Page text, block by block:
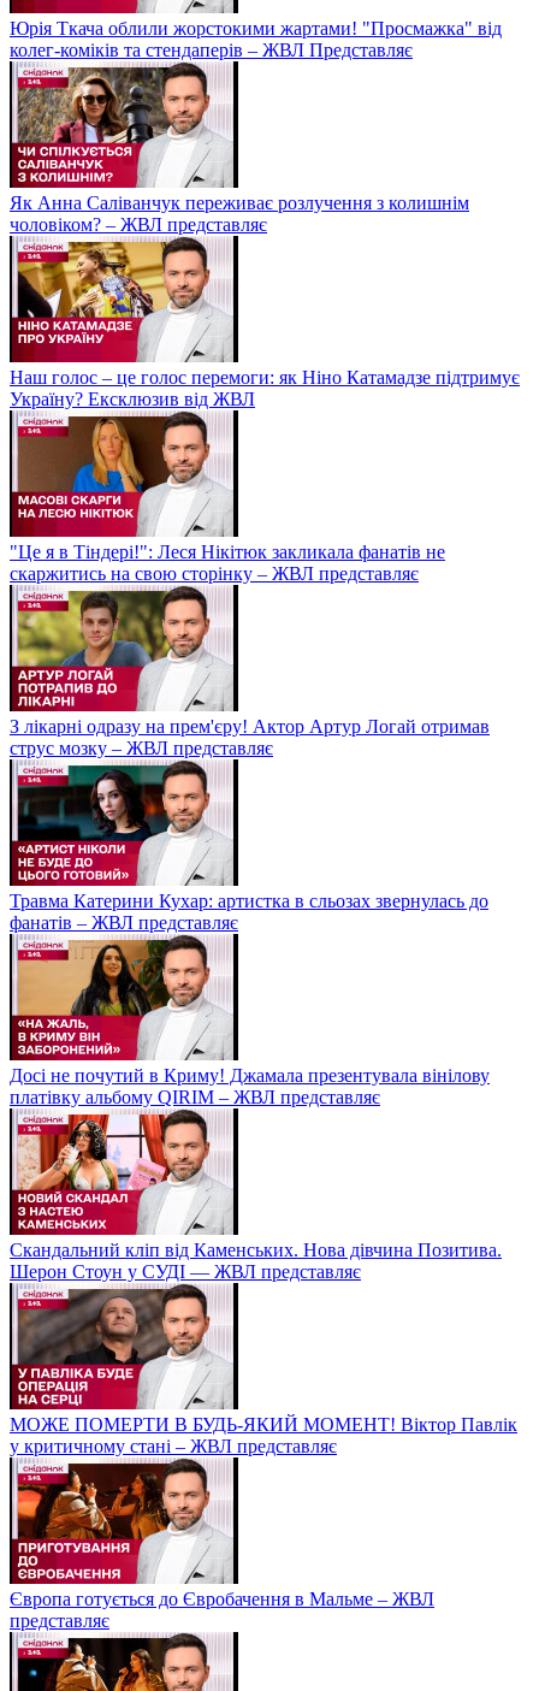
Юрія Ткача облили жорстокими жартами! "Просмажка" від
колег-коміків та стендаперів – ЖВЛ Представляє
Як Анна Саліванчук переживає розлучення з колишнім
чоловіком? – ЖВЛ представляє
Наш голос – це голос перемоги: як Ніно Катамадзе підтримує
Україну? Ексклюзив від ЖВЛ
"Це я в Тіндері!": Леся Нікітюк закликала фанатів не
скаржитись на свою сторінку – ЖВЛ представляє
З лікарні одразу на прем'єру! Актор Артур Логай отримав
струс мозку – ЖВЛ представляє
Травма Катерини Кухар: артистка в сльозах звернулась до
фанатів – ЖВЛ представляє
Досі не почутий в Криму! Джамала презентувала вінілову
платівку альбому QIRIM – ЖВЛ представляє
Скандальний кліп від Каменських. Нова дівчина Позитива.
Шерон Стоун у СУДІ — ЖВЛ представляє
МОЖЕ ПОМЕРТИ В БУДЬ-ЯКИЙ МОМЕНТ! Віктор Павлік
у критичному стані – ЖВЛ представляє
Європа готується до Євробачення в Мальме – ЖВЛ
представляє